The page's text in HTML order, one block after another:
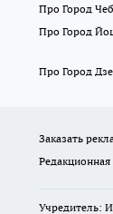
Про Город
Про Город
Про Город
Заказать